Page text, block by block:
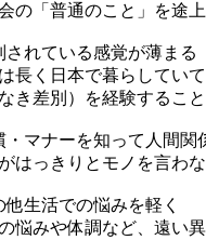
の「普通のこと」を途
されている感覚が薄まる
長く日本で暮らしてい
なき差別）を経験するこ
・マナーを知って人間関
はっきりとモノを言わ
他生活での悩みを軽く
悩みや体調など、遠い